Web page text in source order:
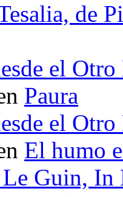
de
el
Paura
el
El humo
Guin, In